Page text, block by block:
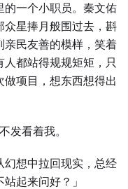
的一个小职员。秦文佑
众星捧月般围过去，斟
亲民友善的模样，笑着
都站得规规矩矩，只
项目，想东西想得出
发看着我。
幻想中拉回现实，总经
起来问好？」